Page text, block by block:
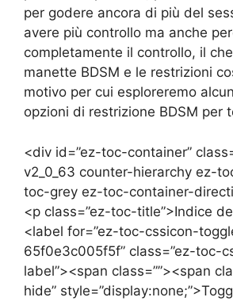
per godere ancora di più del
avere più controllo ma anche
completamente il controllo, il
manette BDSM e le restrizioni
motivo per cui esploreremo
opzioni di restrizione BDSM per
<div id=”ez-toc-container”
v2_0_63 counter-hierarchy ez-
toc-grey ez-toc-container-
<p class=”ez-toc-title”>Indice
<label for=”ez-toc-cssicon-
65f0e3c005f5f” class=”ez-toc-
label”><span class=””><span
hide”